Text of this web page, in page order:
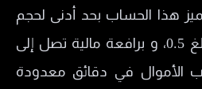
هذا الحساب بحد أدنى لحجم
اللوت في المؤشرات يبلغ 0.5، و برافعة مالية تصل إلى
سحب الأموال في دقائق معدودة